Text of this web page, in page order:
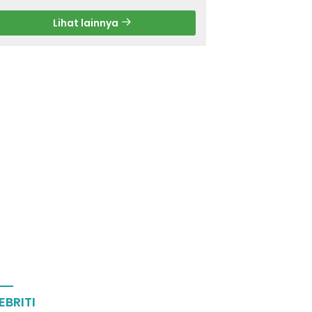
Lihat lainnya